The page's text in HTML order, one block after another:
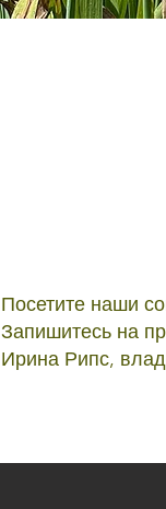
Посетите наши
Запишитесь на
Ирина Рипс,